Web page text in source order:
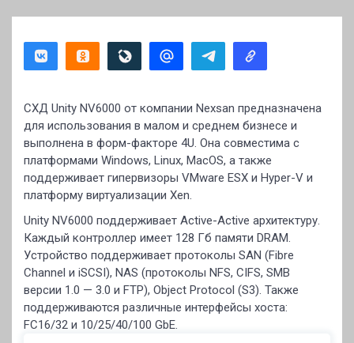
СХД Unity NV6000 от компании Nexsan предназначена
для использования в малом и среднем бизнесе и
выполнена в форм-факторе 4U. Она совместима с
платформами Windows, Linux, MacOS, а также
поддерживает гипервизоры VMware ESX и Hyper-V и
платформу виртуализации Xen.
Unity NV6000 поддерживает Active-Active архитектуру.
Каждый контроллер имеет 128 Гб памяти DRAM.
Устройство поддерживает протоколы SAN (Fibre
Channel и iSCSI), NAS (протоколы NFS, CIFS, SMB
версии 1.0 — 3.0 и FTP), Object Protocol (S3). Также
поддерживаются различные интерфейсы хоста:
FC16/32 и 10/25/40/100 GbE.